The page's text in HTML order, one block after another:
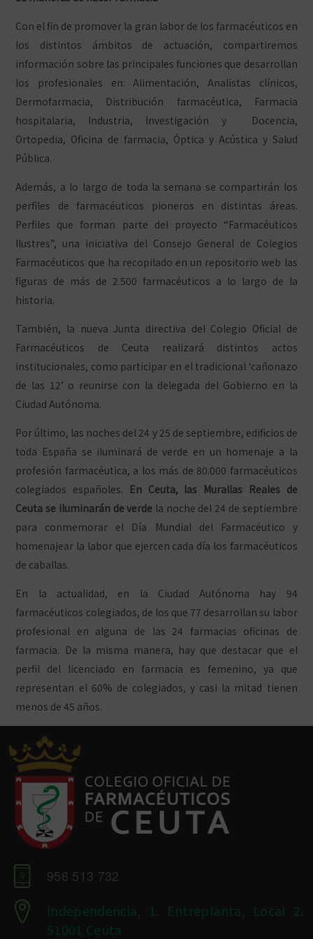
Con el fin de promover la gran labor de los farmacéuticos en
los distintos ámbitos de actuación, compartiremos
información sobre las principales funciones que desarrollan
los profesionales en: Alimentación, Analistas clínicos,
Dermofarmacia, Distribución farmacéutica, Farmacia
hospitalaria, Industria, Investigación y Docencia,
Ortopedia, Oficina de farmacia, Óptica y Acústica y Salud
Pública.
Además, a lo largo de toda la semana se compartirán los
perfiles de farmacéuticos pioneros en distintas áreas.
Perfiles que forman parte del proyecto “Farmacéuticos
Ilustres”, una iniciativa del Consejo General de Colegios
Farmacéuticos que ha recopilado en un repositorio web las
figuras de más de 2.500 farmacéuticos a lo largo de la
historia.
También, la nueva Junta directiva del Colegio Oficial de
Farmacéuticos de Ceuta realizará distintos actos
institucionales, como participar en el tradicional ‘cañonazo
de las 12’ o reunirse con la delegada del Gobierno en la
Ciudad Autónoma.
Por último, las noches del 24 y 25 de septiembre, edificios de
toda España se iluminará de verde en un homenaje a la
profesión farmacéutica, a los más de 80.000 farmacéuticos
colegiados españoles. En Ceuta, las Murallas Reales de
Ceuta se iluminarán de verde la noche del 24 de septiembre
para conmemorar el Día Mundial del Farmacéutico y
homenajear la labor que ejercen cada día los farmacéuticos
de caballas.
En la actualidad, en la Ciudad Autónoma hay 94
farmacéuticos colegiados, de los que 77 desarrollan su labor
profesional en alguna de las 24 farmacias oficinas de
farmacia. De la misma manera, hay que destacar que el
perfil del licenciado en farmacia es femenino, ya que
representan el 60% de colegiados, y casi la mitad tienen
menos de 45 años.
956 513 732
Independencia, 1. Entreplanta, Local 2.
51001 Ceuta